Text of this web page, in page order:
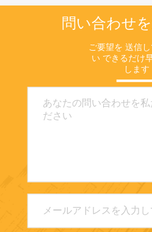
問い合わせ
ご要望を 送信
い できるだけ
します